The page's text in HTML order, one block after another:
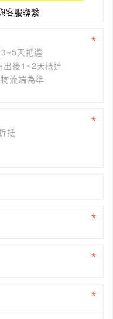
客服聯繫
天抵達
出後1~2天抵達
流端為準
抵